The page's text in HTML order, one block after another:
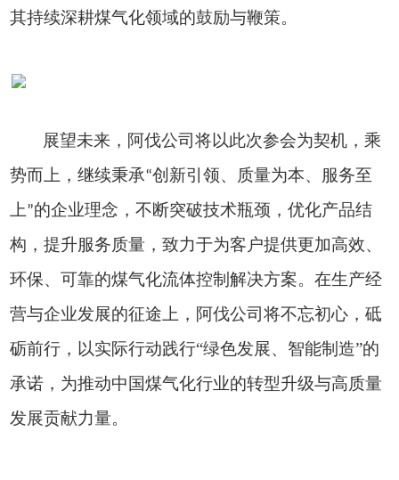
其持续深耕煤气化领域的鼓励与鞭策。
展望未来，阿伐公司将以此次参会为契机，乘
势而上，继续秉承“创新引领、质量为本、服务至
上”的企业理念，不断突破技术瓶颈，优化产品结
构，提升服务质量，致力于为客户提供更加高效、
环保、可靠的煤气化流体控制解决方案。在生产经
营与企业发展的征途上，阿伐公司将不忘初心，砥
砺前行，以实际行动践行“绿色发展、智能制造”的
承诺，为推动中国煤气化行业的转型升级与高质量
发展贡献力量。